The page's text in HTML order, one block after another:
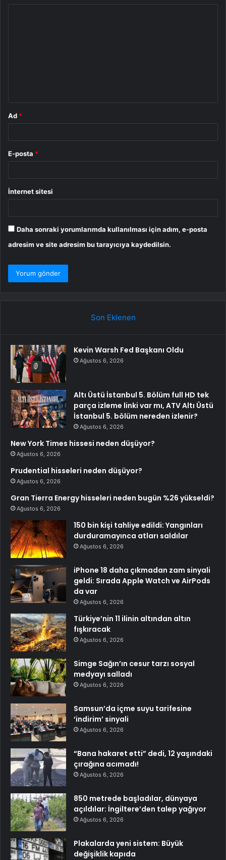
Ad *
E-posta *
İnternet sitesi
Daha sonraki yorumlarımda kullanılması için adım, e-posta
adresim ve site adresim bu tarayıcıya kaydedilsin.
Son Eklenen
Kevin Warsh Fed Başkanı Oldu
Ağustos 6, 2026
Altı Üstü İstanbul 5. Bölüm full HD tek
parça izleme linki var mı, ATV Altı Üstü
İstanbul 5. bölüm nereden izlenir?
Ağustos 6, 2026
New York Times hissesi neden düşüyor?
Ağustos 6, 2026
Prudential hisseleri neden düşüyor?
Ağustos 6, 2026
Gran Tierra Energy hisseleri neden bugün %26 yükseldi?
Ağustos 6, 2026
150 bin kişi tahliye edildi: Yangınları
durduramayınca atları saldılar
Ağustos 6, 2026
iPhone 18 daha çıkmadan zam sinyali
geldi: Sırada Apple Watch ve AirPods
da var
Ağustos 6, 2026
Türkiye’nin 11 ilinin altından altın
fışkıracak
Ağustos 6, 2026
Simge Sağın’ın cesur tarzı sosyal
medyayı salladı
Ağustos 6, 2026
Samsun’da içme suyu tarifesine
‘indirim’ sinyali
Ağustos 6, 2026
“Bana hakaret etti” dedi, 12 yaşındaki
çırağına acımadı!
Ağustos 6, 2026
850 metrede başladılar, dünyaya
açıldılar: İngiltere’den talep yağıyor
Ağustos 6, 2026
Plakalarda yeni sistem: Büyük
değişiklik kapıda